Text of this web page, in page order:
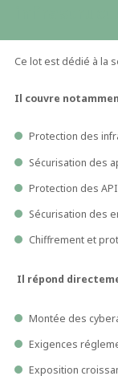
Ce lot est dédié à la
Il couvre
Protection des
Sécurisation des
Protection des
Sécurisation des
Chiffrement et
Il répond
Montée des
Exigences
Exposition